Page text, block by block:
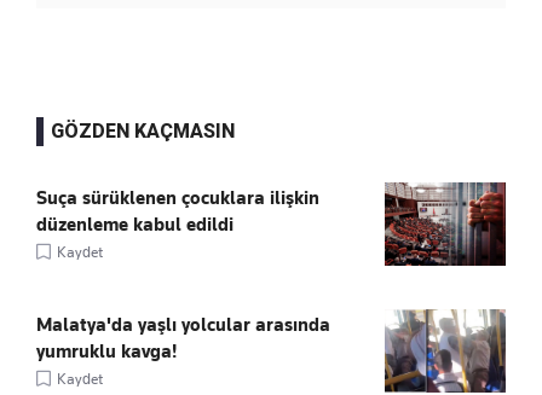
GÖZDEN KAÇMASIN
Suça sürüklenen çocuklara ilişkin
düzenleme kabul edildi
Kaydet
Malatya'da yaşlı yolcular arasında
yumruklu kavga!
Kaydet